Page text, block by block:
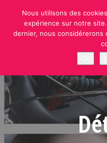
content
Nous utilisons des
expérience sur notre
dernier, nous considérerons